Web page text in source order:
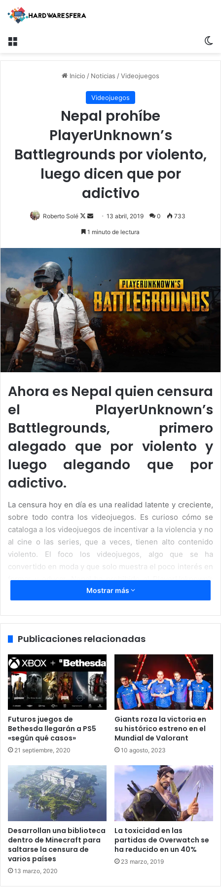
Inicio / Noticias /Videojuegos
Videojuegos
Nepal prohíbe
PlayerUnknown’s
Battlegrounds por violento,
luego dicen que por
adictivo
Roberto Solé
F
n
S
n
m
a
i
l
13 abril, 2019 0 733
1 minuto de lectura
Ahora es Nepal quien censura
el PlayerUnknown’s
Battlegrounds, primero
alegado que por violento y
luego alegando que por
adictivo.
La censura hoy en día es una realidad latente y creciente,
sobre todo contra los videojuegos. Es curioso cómo se
cataloga a los videojuegos de incentivar a la violencia y no
al cine o las series, que a veces, tienen alto contenido
violento. El foco los videojuegos, algo que se ha
convertido en moda y que solo muestra el poco interés en
formar y educar. Nepal ha prohibido el PlayerUnknown’s
Battlegrounds. Para ello han usado como excusa que el
modo multijugador tiene “impacto negativo del juego en
los niños y en su desarrollo”
Nepal prohíbe el PlayerUnknown’s
Battlegrounds
Sandip Adhikari, Subdirector de la Autoridad de
Telecomunicaciones de Nepal ha hablado sobre la
regulación. Le ha dicho a Reuters que “hemos ordenado la
prohibición de PUBG porque es adictivo para los niños y
adolescentes”. Cambiando así un poco la excusa inicial
que indicaba que el contenido era violento, como razón
primaria para la prohibición.
Así todos los proveedores de internet, operadores
móviles y proveedores de servicios de red deben
bloquear la conexión al juego. Vendría a ser algo así como
Mostrar más
Publicaciones relacionadas
Futuros juegos de
Bethesda llegarán a PS5
«según qué casos»
21 septiembre, 2020
Giants roza la victoria en
su histórico estreno en el
Mundial de Valorant
10 agosto, 2023
Desarrollan una biblioteca
dentro de Minecraft para
saltarse la censura de
varios países
13 marzo, 2020
La toxicidad en las
partidas de Overwatch se
ha reducido en un 40%
23 marzo, 2019